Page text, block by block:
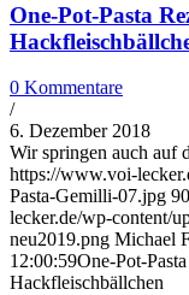
One-Pot-Pasta
0 Kommentare
/
6. Dezember 2018
Wir springen auch auf
https://www.voi-
Pasta-Gemilli-07.jpg
lecker.de/wp-content/
neu2019.png Michael
12:00:59One-Pot-
Hackfleischbällchen